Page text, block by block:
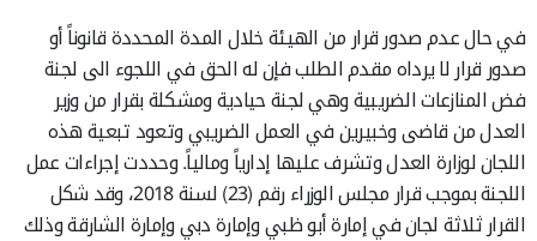
في حال عدم صدور قرار من الهيئة خلال المدة المحددة قانوناً أو
صدور قرار لا يرداه مقدم الطلب فإن له الحق في اللجوء الى لجنة
فض المنازعات الضريبية وهي لجنة حيادية ومشكلة بقرار من وزير
العدل من قاضى وخبيرين في العمل الضريبي وتعود تبعية هذه
اللجان لوزارة العدل وتشرف عليها إدارياً ومالياً. وحددت إجراءات عمل
اللجنة بموجب قرار مجلس الوزراء رقم (23) لسنة 2018، وقد شكل
القرار ثلاثة لجان في إمارة أبو ظبي وإمارة دبي وإمارة الشارقة وذلك